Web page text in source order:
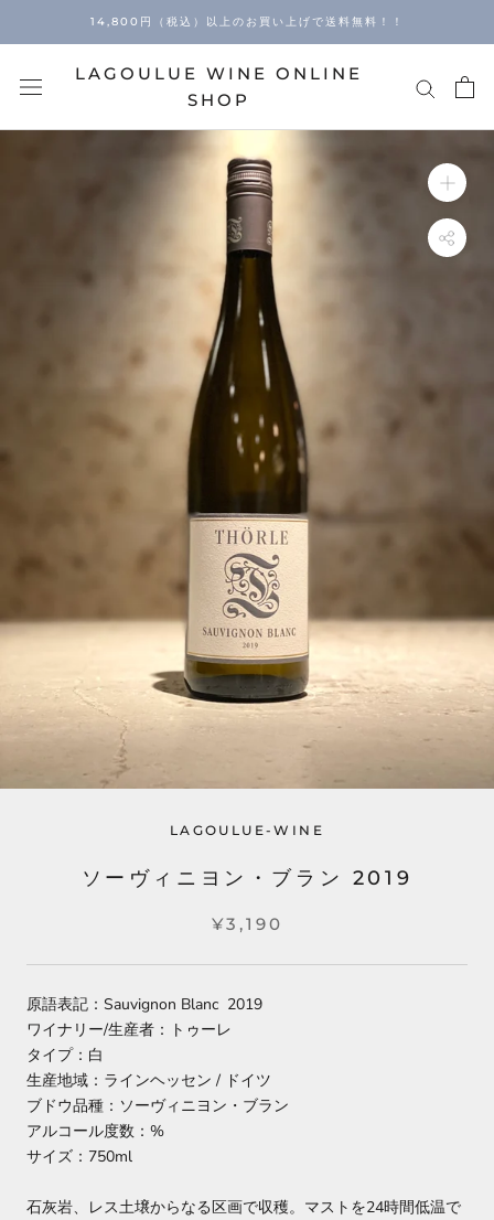
14,800円（税込）以上のお買い上げで送料無料！！
LAGOULUE WINE ONLINE
SHOP
LAGOULUE-WINE
ソーヴィニヨン・ブラン 2019
¥3,190
原語表記：Sauvignon Blanc 2019
ワイナリー/生産者：トゥーレ
タイプ：白
生産地域：ラインヘッセン / ドイツ
ブドウ品種：ソーヴィニヨン・ブラン
アルコール度数：%
サイズ：750ml
石灰岩、レス土壌からなる区画で収穫。マストを24時間低温で